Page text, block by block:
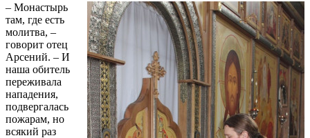
– Монастырь
там, где есть
молитва, –
говорит отец
Арсений. – И
наша обитель
переживала
нападения,
подвергалась
пожарам, но
всякий раз